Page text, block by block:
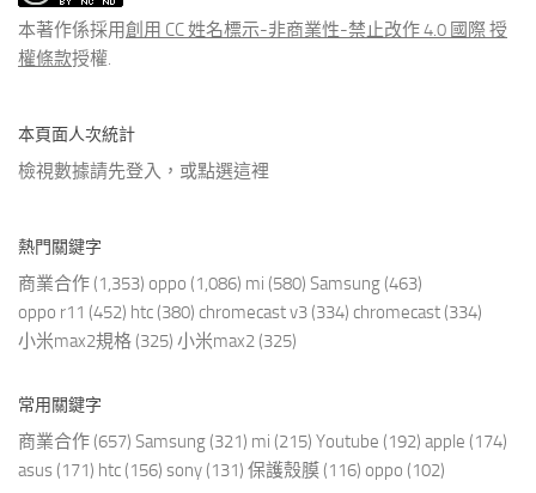
章
本著作係採用創用 CC 姓名標示-非商業性-禁止改作 4.0 國際 授
權條款授權.
本頁面人次統計
檢視數據請先登入，或點選這裡
熱門關鍵字
商業合作 (1,353) oppo (1,086) mi (580) Samsung (463)
oppo r11 (452) htc (380) chromecast v3 (334) chromecast (334)
小米max2規格 (325) 小米max2 (325)
常用關鍵字
商業合作 (657) Samsung (321) mi (215) Youtube (192) apple (174)
asus (171) htc (156) sony (131) 保護殼膜 (116) oppo (102)